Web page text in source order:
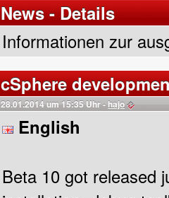
News - Details
Informationen zur
cSphere
28.01.2014 um 15:35 Uhr - hajo
English
Beta 10 got released